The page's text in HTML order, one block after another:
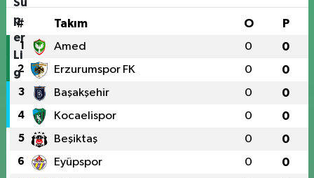
# Takım O P
1 Amed 0 0
2 Erzurumspor FK 0 0
3 Başakşehir 0 0
4 Kocaelispor 0 0
5 Beşiktaş 0 0
6 Eyüpspor 0 0